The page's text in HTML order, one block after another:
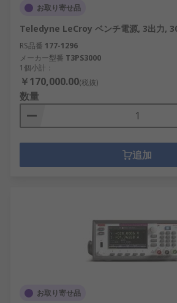
お取り寄せ品
Teledyne LeCroy ベンチ電源, 3出力,
RS品番 177-1296
メーカー型番 T3PS3000
1個小計：
￥170,000.00(税抜)
数量
追加
お取り寄せ品